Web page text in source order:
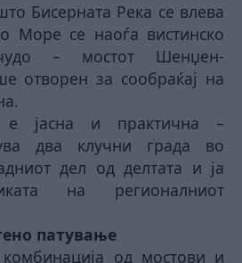
Бисерната Река се влева
Море се наоѓа вистинско
чудо – мостот Шенџен-
отворен за сообраќај на
е јасна и практична –
два клучни града во
дел од делтата и ја
на регионалниот
патување
од мостови и